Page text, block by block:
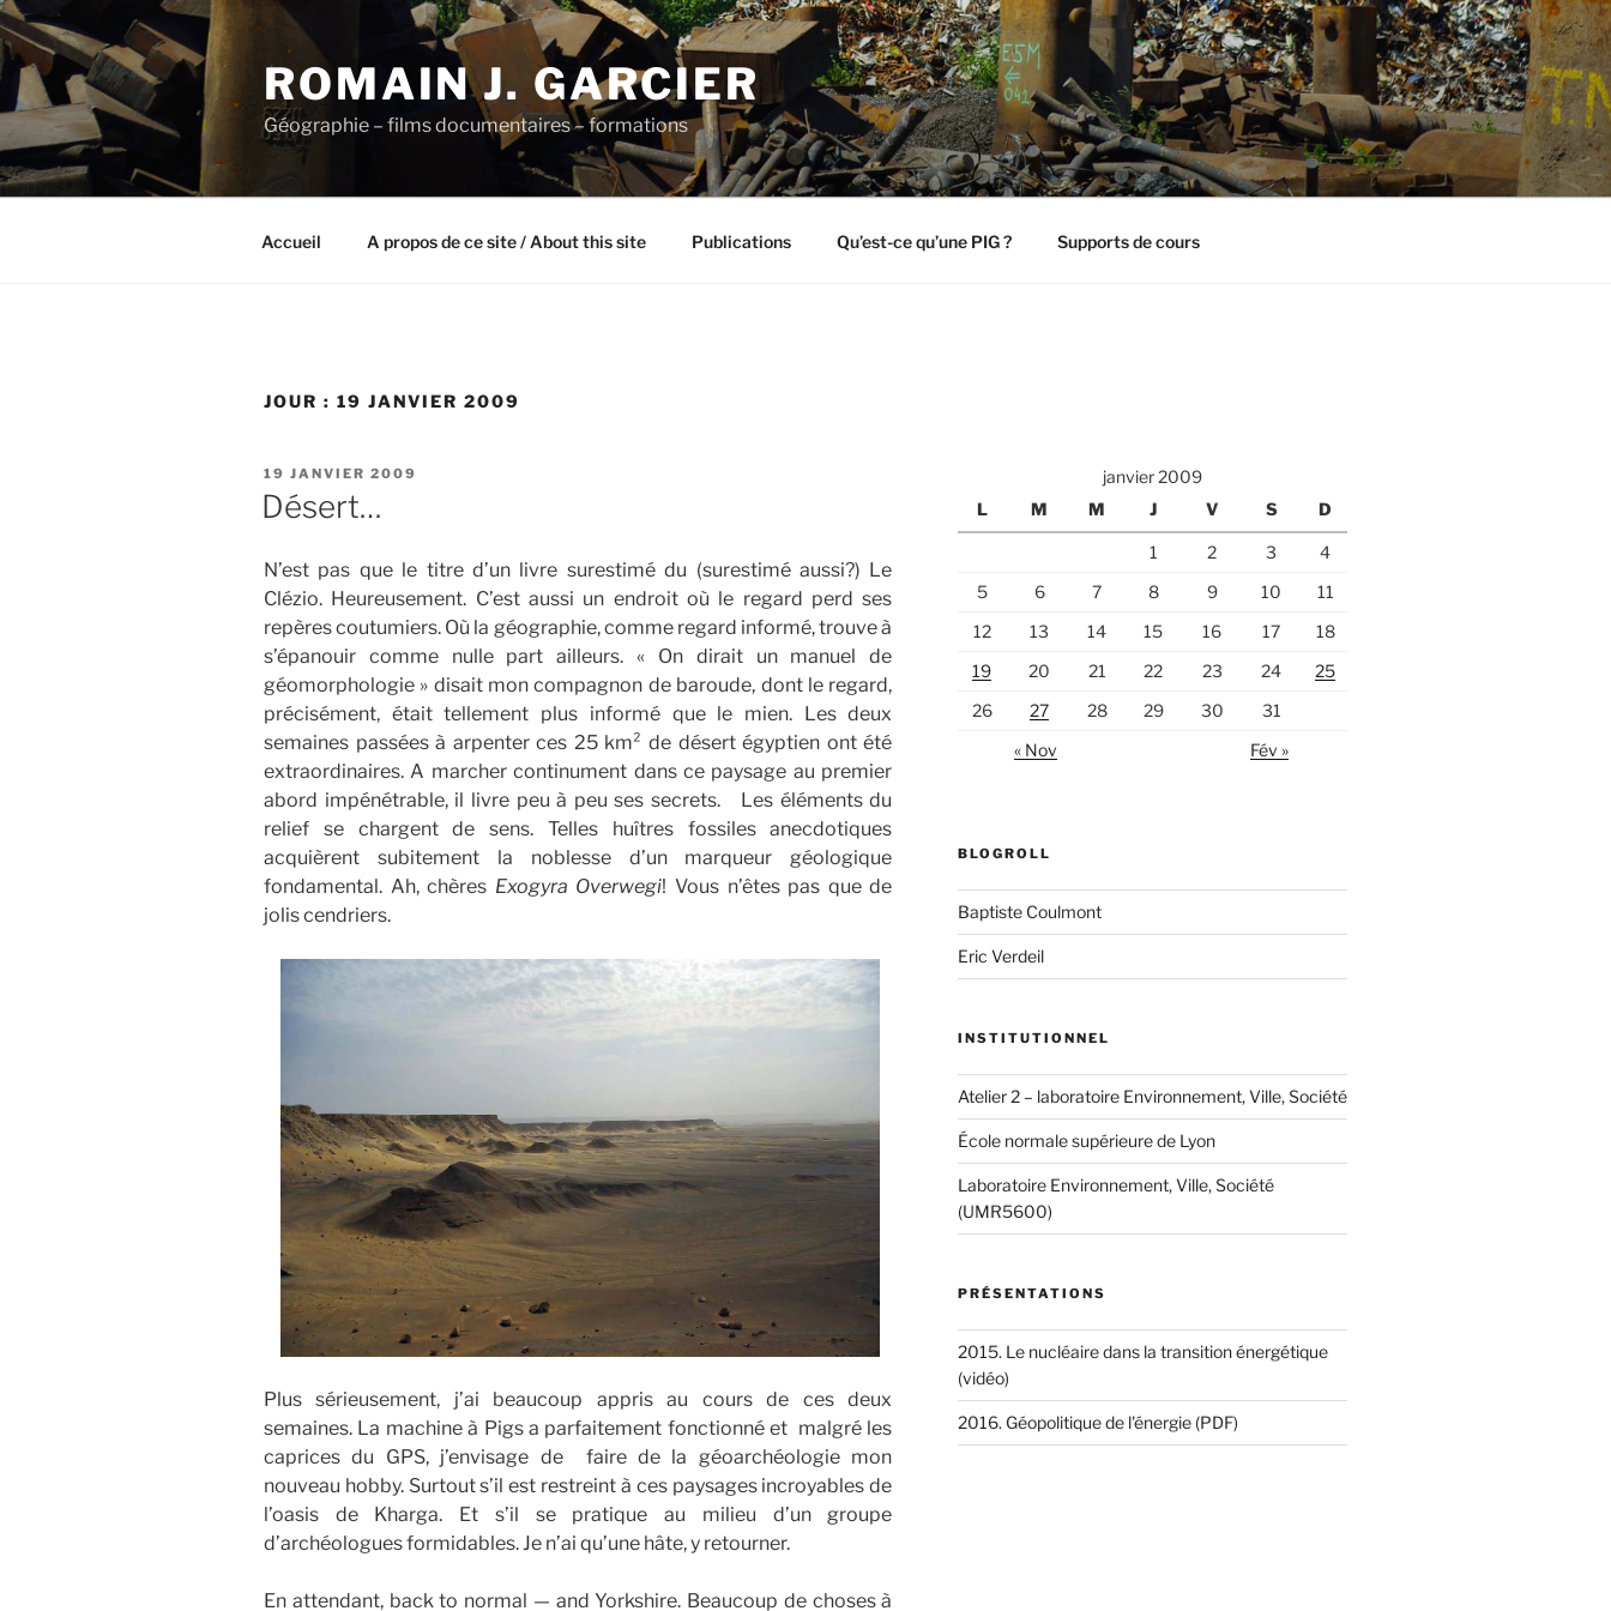
Aller
au
contenu
principal
ROMAIN J. GARCIER
Géographie – films documentaires – formations
Accueil A propos de ce site / About this site Publications Qu’est-ce qu’une PIG ? Supports de cours
JOUR : 19 JANVIER 2009
PUBLIÉ
LE
19 JANVIER 2009
Désert…
N’est pas que le titre d’un livre surestimé du (surestimé aussi?) Le
Clézio. Heureusement. C’est aussi un endroit où le regard perd ses
repères coutumiers. Où la géographie, comme regard informé, trouve à
s’épanouir comme nulle part ailleurs. « On dirait un manuel de
géomorphologie » disait mon compagnon de baroude, dont le regard,
précisément, était tellement plus informé que le mien. Les deux
semaines passées à arpenter ces 25 km² de désert égyptien ont été
extraordinaires. A marcher continument dans ce paysage au premier
abord impénétrable, il livre peu à peu ses secrets. Les éléments du
relief se chargent de sens. Telles huîtres fossiles anecdotiques
acquièrent subitement la noblesse d’un marqueur géologique
fondamental. Ah, chères Exogyra Overwegi! Vous n’êtes pas que de
jolis cendriers.
Plus sérieusement, j’ai beaucoup appris au cours de ces deux
semaines. La machine à Pigs a parfaitement fonctionné et malgré les
caprices du GPS, j’envisage de faire de la géoarchéologie mon
nouveau hobby. Surtout s’il est restreint à ces paysages incroyables de
l’oasis de Kharga. Et s’il se pratique au milieu d’un groupe
d’archéologues formidables. Je n’ai qu’une hâte, y retourner.
En attendant, back to normal — and Yorkshire. Beaucoup de choses à
janvier 2009
L
M M J V S D
1 2 3
4
5
6 7 8 9 10
11
12
13 14 15 16 17
18
19
20 21 22 23 24
25
26
27 28 29 30
31
« Nov
Fév »
BLOGROLL
Baptiste Coulmont
Eric Verdeil
INSTITUTIONNEL
Atelier 2 – laboratoire Environnement, Ville, Société
École normale supérieure de Lyon
Laboratoire Environnement, Ville, Société
(UMR5600)
PRÉSENTATIONS
2015. Le nucléaire dans la transition énergétique
(vidéo)
2016. Géopolitique de l'énergie (PDF)